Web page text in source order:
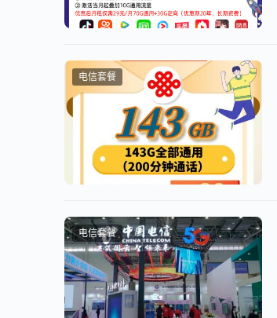
电信套餐
电信套餐